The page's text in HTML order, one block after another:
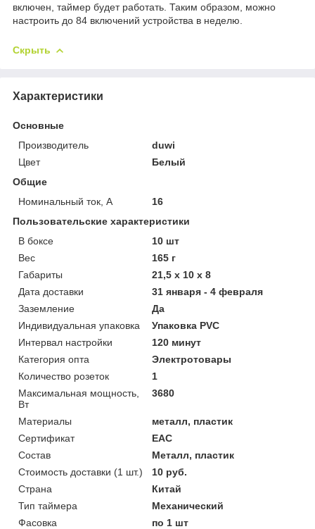
включен, таймер будет работать. Таким образом, можно
настроить до 84 включений устройства в неделю.
Скрыть
Характеристики
Основные
Производитель
duwi
Цвет
Белый
Общие
Номинальный ток, А
16
Пользовательские характеристики
В боксе
10 шт
Вес
165 г
Габариты
21,5 x 10 x 8
Дата доставки
31 января - 4 февраля
Заземление
Да
Индивидуальная упаковка
Упаковка PVC
Интервал настройки
120 минут
Категория опта
Электротовары
Количество розеток
1
Максимальная мощность,
Вт
3680
Материалы
металл, пластик
Сертификат
ЕАС
Состав
Металл, пластик
Стоимость доставки (1 шт.)
10 руб.
Страна
Китай
Тип таймера
Механический
Фасовка
по 1 шт